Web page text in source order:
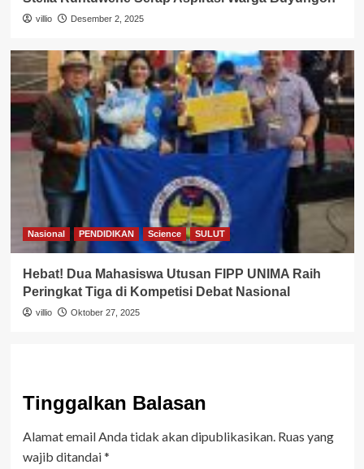
villio Desember 2, 2025
Nasional PENDIDIKAN Science SULUT
Hebat! Dua Mahasiswa Utusan FIPP UNIMA Raih
Peringkat Tiga di Kompetisi Debat Nasional
villio Oktober 27, 2025
Tinggalkan Balasan
Alamat email Anda tidak akan dipublikasikan. Ruas yang
wajib ditandai*